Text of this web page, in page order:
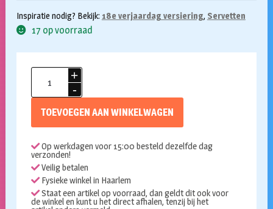
Inspiratie nodig? Bekijk: 18e verjaardag versiering, Servetten
17 op voorraad
aantal
TOEVOEGEN AAN WINKELWAGEN
Op werkdagen voor 15:00 besteld dezelfde dag
verzonden!
Veilig betalen
Fysieke winkel in Haarlem
Staat een artikel op voorraad, dan geldt dit ook voor
de winkel en kunt u het direct afhalen, tenzij bij het